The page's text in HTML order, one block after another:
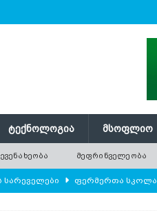
ᲢᲔᲥᲜᲝᲚᲝᲒᲘᲐ ᲛᲡᲝᲤᲚᲘᲝ
ᲛᲔᲤᲠᲘᲜᲕᲔᲚᲔᲝᲑᲐ
სარეველები ᲤᲔᲠᲛᲔᲠᲗᲐ ᲡᲙᲝᲚᲐ